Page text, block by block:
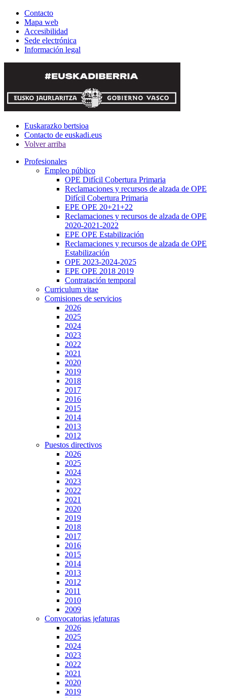
Contacto
Mapa web
Accesibilidad
Sede electrónica
Información legal
Euskarazko bertsioa
Contacto de euskadi.eus
Volver arriba
Profesionales
Empleo público
OPE Difícil Cobertura Primaria
Reclamaciones y recursos de alzada de OPE
Difícil Cobertura Primaria
EPE OPE 20+21+22
Reclamaciones y recursos de alzada de OPE
2020-2021-2022
EPE OPE Estabilización
Reclamaciones y recursos de alzada de OPE
Estabilización
OPE 2023-2024-2025
EPE OPE 2018 2019
Contratación temporal
Curriculum vitae
Comisiones de servicios
2026
2025
2024
2023
2022
2021
2020
2019
2018
2017
2016
2015
2014
2013
2012
Puestos directivos
2026
2025
2024
2023
2022
2021
2020
2019
2018
2017
2016
2015
2014
2013
2012
2011
2010
2009
Convocatorias jefaturas
2026
2025
2024
2023
2022
2021
2020
2019